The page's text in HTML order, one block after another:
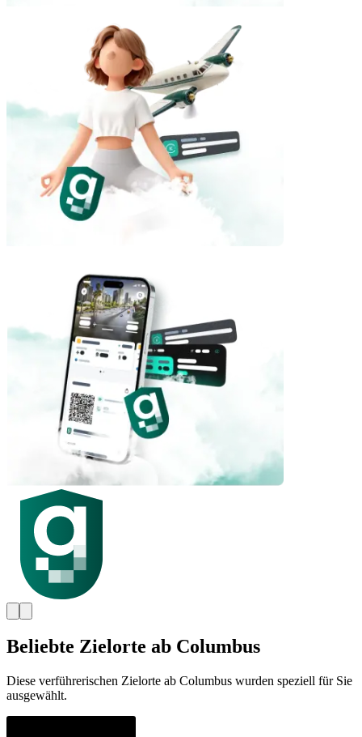
Beliebte Zielorte ab Columbus‎
Diese verführerischen Zielorte ab Columbus‎ wurden speziell für Sie
ausgewählt.